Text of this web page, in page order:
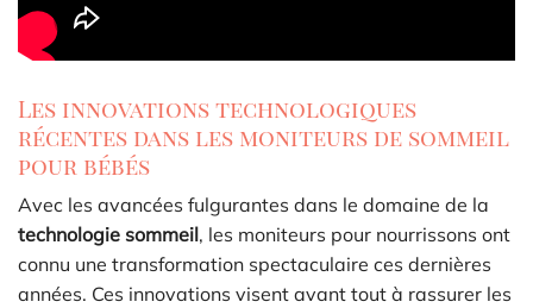
Les innovations technologiques
récentes dans les moniteurs de sommeil
pour bébés
Avec les avancées fulgurantes dans le domaine de la
technologie sommeil, les moniteurs pour nourrissons ont
connu une transformation spectaculaire ces dernières
années. Ces innovations visent avant tout à rassurer les